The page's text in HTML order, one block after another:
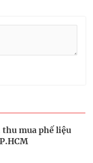
thu mua phế liệu